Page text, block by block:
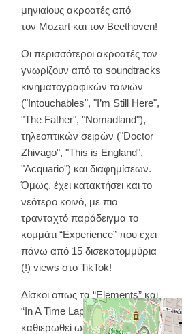
μηνιαίους ακροατές από
τον Mozart και τον Beethoven!
Οι περισσότεροι ακροατές τον
γνωρίζουν από τα soundtracks
κινηματογραφικών ταινιών
("Intouchables", "I’m Still Here",
"The Father", "Nomadland"),
τηλεοπτικών σειρών ("Doctor
Zhivago", "This is England",
"Acquario") και διαφημίσεων.
Όμως, έχει κατακτήσει και το
νεότερο κοινό, με πιο
τρανταχτό παράδειγμα το
κομμάτι “Experience” που έχει
πάνω από 15 δισεκατομμύρια
(!) views στο TikTok!
Δίσκοι οπως τα “Elements” και
“In A Time Lapse” έχουν πια
καθιερωθεί ως κλασικοί της